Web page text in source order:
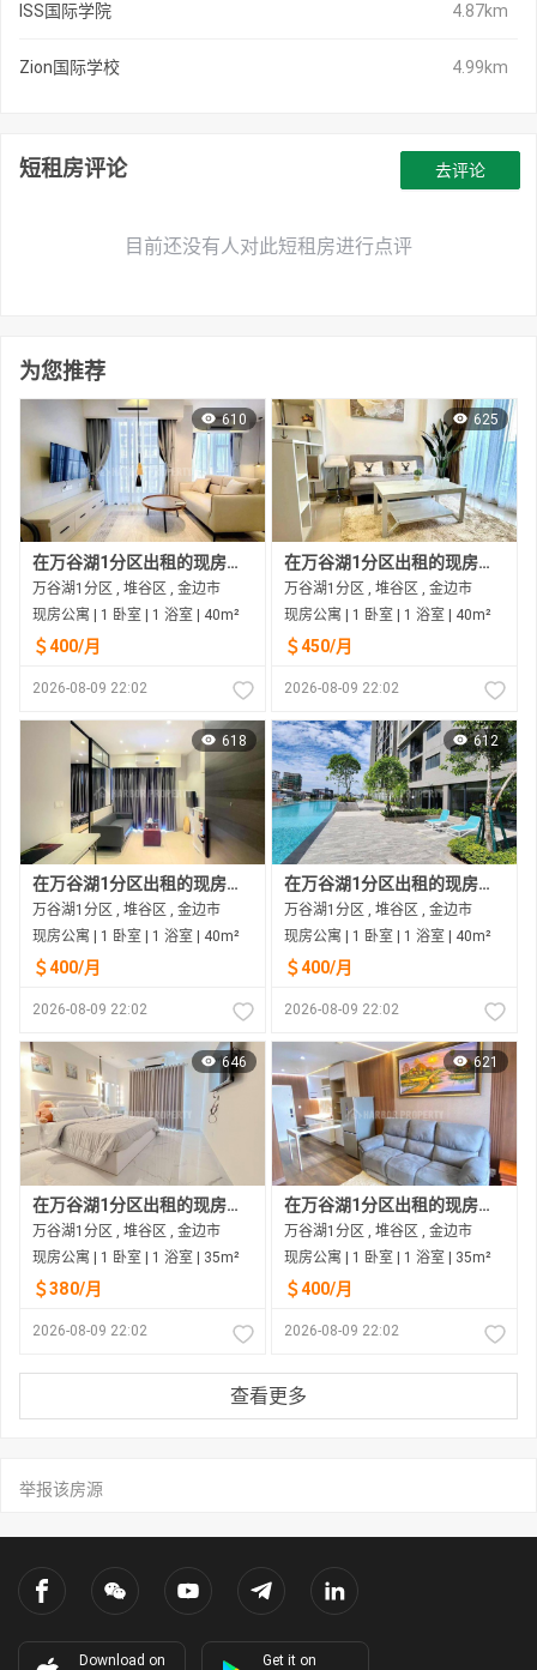
ISS国际学院 4.87km
Zion国际学校 4.99km
短租房评论
目前还没有人对此短租房进行点评
去评论
为您推荐
610
在万谷湖1分区出租的现房公寓
万谷湖1分区 , 堆谷区 , 金边市
现房公寓 | 1 卧室 | 1 浴室 | 40m²
＄400/月
2026-08-09 22:02
625
在万谷湖1分区出租的现房公寓
万谷湖1分区 , 堆谷区 , 金边市
现房公寓 | 1 卧室 | 1 浴室 | 40m²
＄450/月
2026-08-09 22:02
618
在万谷湖1分区出租的现房公寓
万谷湖1分区 , 堆谷区 , 金边市
现房公寓 | 1 卧室 | 1 浴室 | 40m²
＄400/月
2026-08-09 22:02
612
在万谷湖1分区出租的现房公寓
万谷湖1分区 , 堆谷区 , 金边市
现房公寓 | 1 卧室 | 1 浴室 | 40m²
＄400/月
2026-08-09 22:02
646
在万谷湖1分区出租的现房公寓
万谷湖1分区 , 堆谷区 , 金边市
现房公寓 | 1 卧室 | 1 浴室 | 35m²
＄380/月
2026-08-09 22:02
621
在万谷湖1分区出租的现房公寓
万谷湖1分区 , 堆谷区 , 金边市
现房公寓 | 1 卧室 | 1 浴室 | 35m²
＄400/月
2026-08-09 22:02
查看更多
举报该房源
Download on Get it on